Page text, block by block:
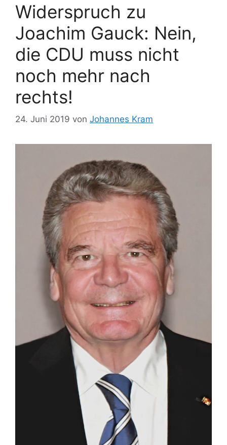
Widerspruch zu
Joachim Gauck: Nein,
die CDU muss nicht
noch mehr nach
rechts!
24. Juni 2019 von Johannes Kram